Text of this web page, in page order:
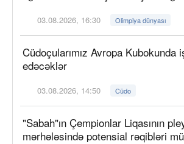
03.08.2026, 16:30 Olimpiya dünyası
Cüdoçularımız Avropa Kubokunda
edəcəklər
03.08.2026, 14:50 Cüdo
"Sabah"ın Çempionlar Liqasının
mərhələsində potensial rəqibləri